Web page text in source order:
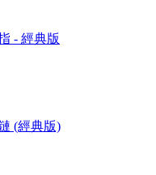
- 經典版
(經典版)